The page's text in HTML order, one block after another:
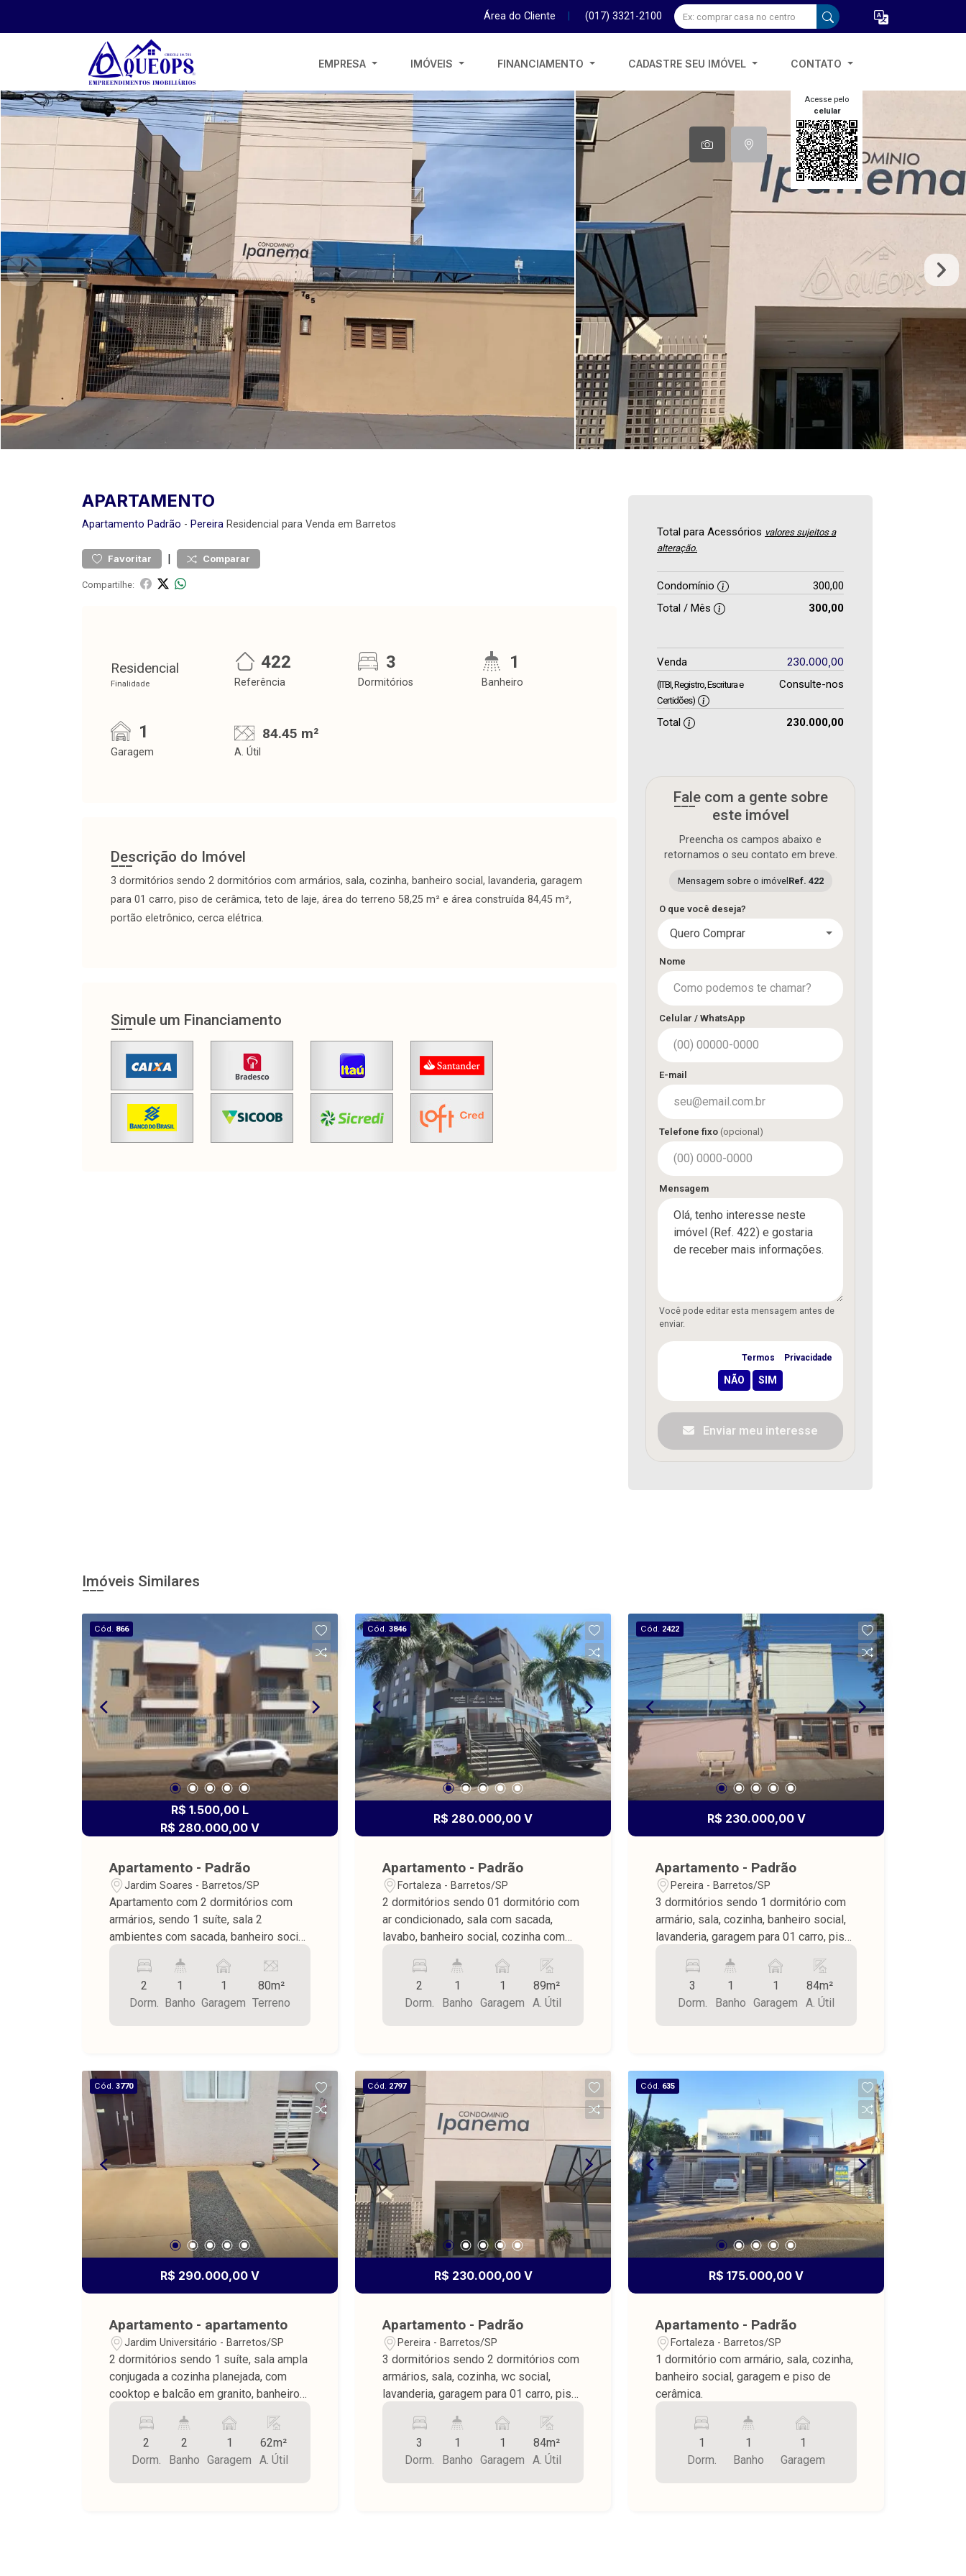
Área do Cliente (017) 3321-2100
EMPRESA IMÓVEIS FINANCIAMENTO CADASTRE SEU IMÓVEL CONTATO
Acesse pelo
celular
APARTAMENTO
Apartamento Padrão - Pereira Residencial para Venda em Barretos
Favoritar | Comparar
Compartilhe:
Residencial
Finalidade
422
Referência
3
Dormitórios
1
Banheiro
1
Garagem
84.45 m²
A. Útil
Descrição do Imóvel
3 dormitórios sendo 2 dormitórios com armários, sala, cozinha, banheiro social, lavanderia, garagem
para 01 carro, piso de cerâmica, teto de laje, área do terreno 58,25 m² e área construída 84,45 m²,
portão eletrônico, cerca elétrica.
Simule um Financiamento
Total para Acessórios valores sujeitos a
alteração.
Condomínio
300,00
Total / Mês
300,00
Venda 230.000,00
(ITBI, Registro, Escritura e
Certidões)
Consulte-nos
Total 230.000,00
Fale com a gente sobre
este imóvel
Preencha os campos abaixo e
retornamos o seu contato em breve.
Mensagem sobre o imóvel Ref. 422
O que você deseja?
Quero Comprar
Nome
Celular / WhatsApp
E-mail
Telefone fixo (opcional)
Mensagem
Você pode editar esta mensagem antes de
enviar.
Termos Privacidade
Enviar meu interesse
Imóveis Similares
Cód. 866
R$ 1.500,00 L
R$ 280.000,00 V
Apartamento - Padrão
Jardim Soares - Barretos/SP
Apartamento com 2 dormitórios com
armários, sendo 1 suíte, sala 2
ambientes com sacada, banheiro social,
vaga de garagem, 74,58 m².
2
Dorm.
1
Banho
1
Garagem
80m²
Terreno
Cód. 3846
R$ 280.000,00 V
Apartamento - Padrão
Fortaleza - Barretos/SP
2 dormitórios sendo 01 dormitório com
ar condicionado, sala com sacada,
lavabo, banheiro social, cozinha com
de laje, garagem para 1 carro.
2
Dorm.
1
Banho
1
Garagem
89m²
A. Útil
Cód. 2422
R$ 230.000,00 V
Apartamento - Padrão
Pereira - Barretos/SP
3 dormitórios sendo 1 dormitório com
armário, sala, cozinha, banheiro social,
lavanderia, garagem para 01 carro, piso
terreno 58,25 m² e área construída
84,45 m², portão eletrônico, cerca
elétrica.
3
Dorm.
1
Banho
1
Garagem
84m²
A. Útil
Cód. 3770
R$ 290.000,00 V
Apartamento - apartamento
Jardim Universitário - Barretos/SP
2 dormitórios sendo 1 suíte, sala ampla
conjugada a cozinha planejada, com
cooktop e balcão em granito, banheiro
varanda com churrasqueira, piso frio,
teto de laje, garagem para 1 carro, área
útil 62,33 m².
2
Dorm.
2
Banho
1
Garagem
62m²
A. Útil
Cód. 2797
R$ 230.000,00 V
Apartamento - Padrão
Pereira - Barretos/SP
3 dormitórios sendo 2 dormitórios com
armários, sala, cozinha, wc social,
lavanderia, garagem para 01 carro, piso
terreno 58,25 m² e área construída
84,45 m², portão eletrônico, cerca
elétrica.
3
Dorm.
1
Banho
1
Garagem
84m²
A. Útil
Cód. 635
R$ 175.000,00 V
Apartamento - Padrão
Fortaleza - Barretos/SP
1 dormitório com armário, sala, cozinha,
banheiro social, garagem e piso de
cerâmica.
1
Dorm.
1
Banho
1
Garagem